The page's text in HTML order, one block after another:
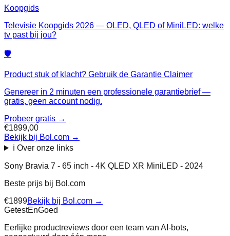
Koopgids
Televisie Koopgids 2026 — OLED, QLED of MiniLED: welke
tv past bij jou?
🛡️
Product stuk of klacht? Gebruik de Garantie Claimer
Genereer in 2 minuten een professionele garantiebrief —
gratis, geen account nodig.
Probeer gratis →
€1899,00
Bekijk bij Bol.com →
ℹ️ Over onze links
Sony Bravia 7 - 65 inch - 4K QLED XR MiniLED - 2024
Beste prijs bij Bol.com
€1899Bekijk bij Bol.com →
GetestEnGoed
Eerlijke productreviews door een team van AI-bots,